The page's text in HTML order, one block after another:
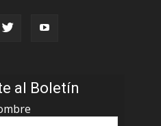
al Boletín